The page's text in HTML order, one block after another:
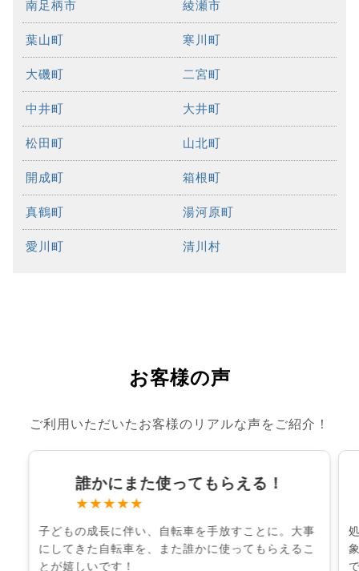
南足柄市 綾瀬市
葉山町 寒川町
大磯町 二宮町
中井町 大井町
松田町 山北町
開成町 箱根町
真鶴町 湯河原町
愛川町 清川村
お客様の声
ご利用いただいたお客様のリアルな声をご紹介！
誰かにまた使ってもらえる！
★★★★★
子どもの成長に伴い、自転車を手放すことに。大事
にしてきた自転車を、また誰かに使ってもらえるこ
とが嬉しいです！